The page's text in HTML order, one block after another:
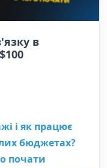
в
і як працює
бюджетах?
почати